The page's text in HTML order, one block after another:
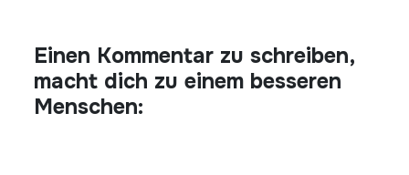
Einen Kommentar zu schreiben,
macht dich zu einem besseren
Menschen: